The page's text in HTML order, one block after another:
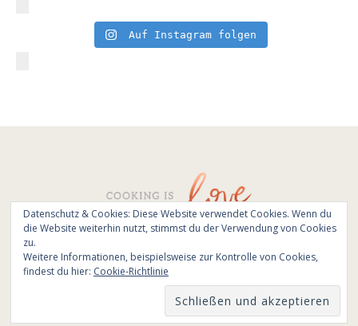
Auf Instagram folgen
© All Rights Reserved - Cooking is love 2017.
Datenschutz & Cookies: Diese Website verwendet Cookies. Wenn du
die Website weiterhin nutzt, stimmst du der Verwendung von Cookies
zu.
Weitere Informationen, beispielsweise zur Kontrolle von Cookies,
findest du hier: Cookie-Richtlinie